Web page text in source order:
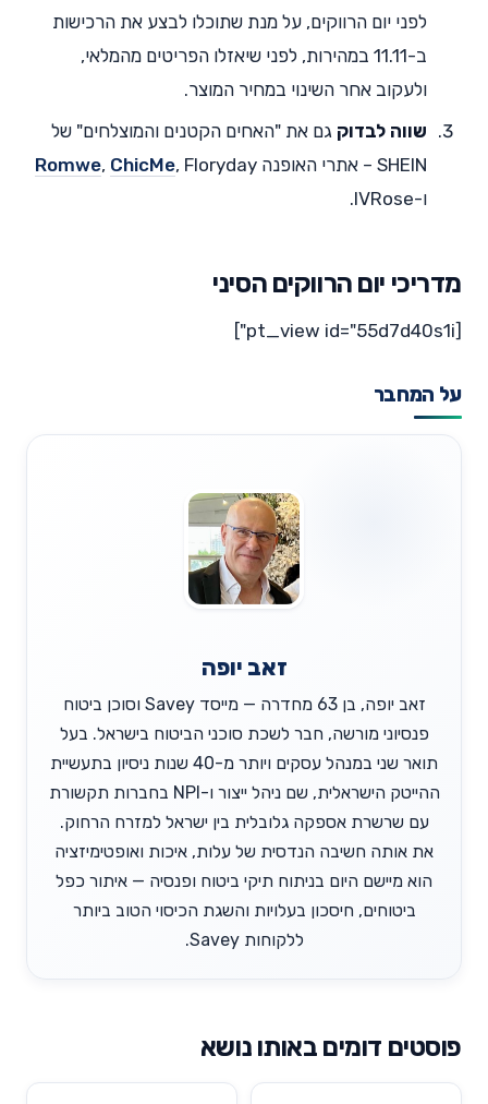
לפני יום הרווקים, על מנת שתוכלו לבצע את הרכישות
ב-11.11 במהירות, לפני שיאזלו הפריטים מהמלאי,
ולעקוב אחר השינוי במחיר המוצר.
שווה לבדוק גם את "האחים הקטנים והמוצלחים" של
SHEIN – אתרי האופנה
Romwe, ChicMe, Floryday
ו-IVRose.
מדריכי יום הרווקים הסיני
[pt_view id="55d7d40s1i"]
על המחבר
זאב יופה
זאב יופה, בן 63 מחדרה — מייסד Savey וסוכן ביטוח
פנסיוני מורשה, חבר לשכת סוכני הביטוח בישראל. בעל
תואר שני במנהל עסקים ויותר מ-40 שנות ניסיון בתעשיית
ההייטק הישראלית, שם ניהל ייצור ו-NPI בחברות תקשורת
עם שרשרת אספקה גלובלית בין ישראל למזרח הרחוק.
את אותה חשיבה הנדסית של עלות, איכות ואופטימיזציה
הוא מיישם היום בניתוח תיקי ביטוח ופנסיה — איתור כפל
ביטוחים, חיסכון בעלויות והשגת הכיסוי הטוב ביותר
ללקוחות Savey.
פוסטים דומים באותו נושא